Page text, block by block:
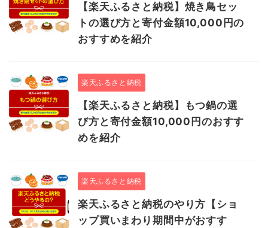
【楽天ふるさと納税】焼き鳥セッ
トの選び方と寄付金額10,000円の
おすすめを紹介
楽天ふるさと納税
【楽天ふるさと納税】もつ鍋の選
び方と寄付金額10,000円のおすす
めを紹介
楽天ふるさと納税
楽天ふるさと納税のやり方【ショ
ップ買いまわり期間中がおすす